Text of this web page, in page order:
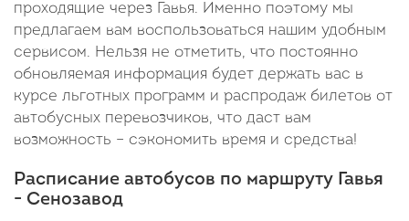
проходящие через Гавья. Именно поэтому мы
предлагаем вам воспользоваться нашим удобным
сервисом. Нельзя не отметить, что постоянно
обновляемая информация будет держать вас в
курсе льготных программ и распродаж билетов от
автобусных перевозчиков, что даст вам
возможность – сэкономить время и средства!
Расписание автобусов по маршруту Гавья
- Сенозавод